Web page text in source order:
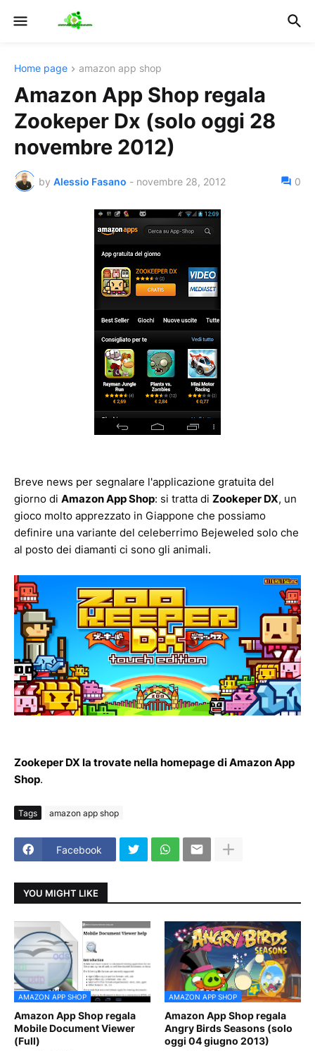
Home page amazon app shop
Amazon App Shop regala
Zookeper Dx (solo oggi 28
novembre 2012)
by Alessio Fasano - novembre 28, 2012 0
Breve news per segnalare l'applicazione gratuita del
giorno di Amazon App Shop: si tratta di Zookeper DX, un
gioco molto apprezzato in Giappone che possiamo
definire una variante del celeberrimo Bejeweled solo che
al posto dei diamanti ci sono gli animali.
Zookeper DX la trovate nella homepage di Amazon App
Shop.
Tags amazon app shop
Facebook
YOU MIGHT LIKE
AMAZON APP SHOP
Amazon App Shop regala
Mobile Document Viewer
(Full)
AMAZON APP SHOP
Amazon App Shop regala
Angry Birds Seasons (solo
oggi 04 giugno 2013)